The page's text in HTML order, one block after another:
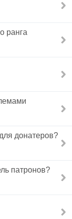
ранга
донатеров?
патронов?